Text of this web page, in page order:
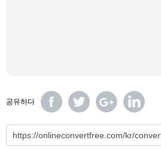
공유하다